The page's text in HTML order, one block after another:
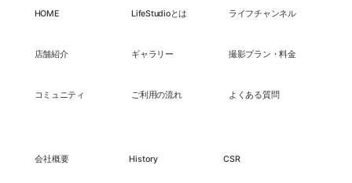
HOME LifeStudioとは ライフチャンネル
店舗紹介 ギャラリー 撮影プラン・料金
コミュニティ ご利用の流れ よくある質問
会社概要 History CSR